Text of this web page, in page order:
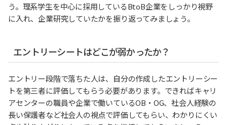
う。理系学生を中心に採用しているBtoB企業をしっかり視野
に入れ、企業研究していたかを振り返ってみましょう。
エントリーシートはどこが弱かったか？
エントリー段階で落ちた人は、自分の作成したエントリーシー
トを第三者に評価してもらう必要があります。できればキャリ
アセンターの職員や企業で働いているOB・OG、社会人経験の
長い保護者など社会人の視点で評価してもらい、わかりにくい